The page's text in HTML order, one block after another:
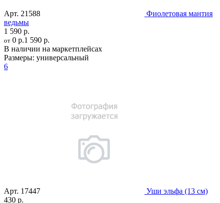
Арт. 21588
Фиолетовая мантия
ведьмы
1 590 р.
от 0 р.1 590 р.
В наличии на маркетплейсах
Размеры: универсальный
6
Арт. 17447
Уши эльфа (13 см)
430 р.